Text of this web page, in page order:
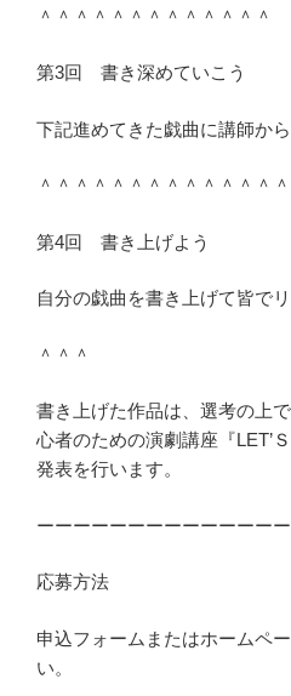
＾＾＾＾＾＾＾＾＾＾＾＾＾
第3回 書き深めていこう
下記進めてきた戯曲に講師か
＾＾＾＾＾＾＾＾＾＾＾＾＾
第4回 書き上げよう
自分の戯曲を書き上げて皆で
＾＾＾
書き上げた作品は、選考の上
心者のための演劇講座『
発表を行います。
ーーーーーーーーーーーーー
応募方法
申込フォームまたはホームペ
い。